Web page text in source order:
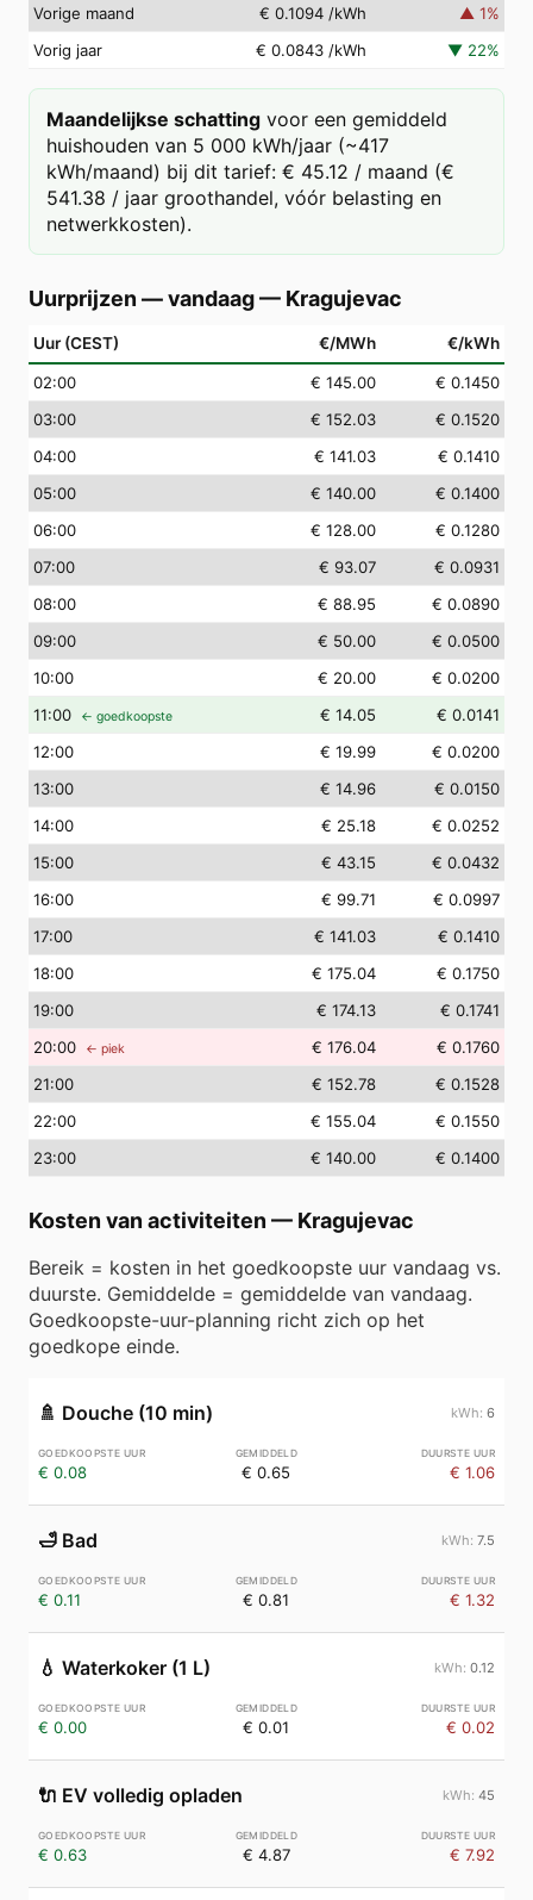
Vorige maand
€ 0.1094 /kWh ▲ 1%
Vorig jaar
€ 0.0843 /kWh ▼ 22%
Maandelijkse schatting voor een gemiddeld
huishouden van 5 000 kWh/jaar (~417
kWh/maand) bij dit tarief: € 45.12 / maand (€
541.38 / jaar groothandel, vóór belasting en
netwerkkosten).
Uurprijzen — vandaag— Kragujevac
Uur (CEST) €/MWh €/kWh
02:00 € 145.00
€ 0.1450
03:00 € 152.03
€ 0.1520
04:00 € 141.03
€ 0.1410
05:00 € 140.00
€ 0.1400
06:00 € 128.00
€ 0.1280
07:00 € 93.07
€ 0.0931
08:00 € 88.95
€ 0.0890
09:00 € 50.00
€ 0.0500
10:00 € 20.00
€ 0.0200
11:00 ← goedkoopste € 14.05
€ 0.0141
12:00 € 19.99
€ 0.0200
13:00 € 14.96
€ 0.0150
14:00 € 25.18
€ 0.0252
15:00 € 43.15
€ 0.0432
16:00 € 99.71
€ 0.0997
17:00 € 141.03
€ 0.1410
18:00 € 175.04
€ 0.1750
19:00 € 174.13
€ 0.1741
20:00 ← piek € 176.04
€ 0.1760
21:00 € 152.78
€ 0.1528
22:00 € 155.04
€ 0.1550
23:00 € 140.00 € 0.1400
Kosten van activiteiten — Kragujevac
Bereik = kosten in het goedkoopste uur vandaag vs.
duurste. Gemiddelde = gemiddelde van vandaag.
Goedkoopste-uur-planning richt zich op het
goedkope einde.
🚿 Douche (10 min) 6
€ 0.08 € 0.65 € 1.06
🛁 Bad 7.5
€ 0.11 € 0.81 € 1.32
💧 Waterkoker (1 L) 0.12
€ 0.00 € 0.01 € 0.02
🔌 EV volledig opladen 45
€ 0.63 € 4.87 € 7.92